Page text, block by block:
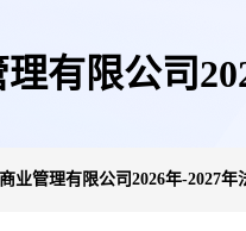
有限公司
业管理有限公司2026年-2027